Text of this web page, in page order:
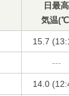
日最高
気温
15.7
---
14.0